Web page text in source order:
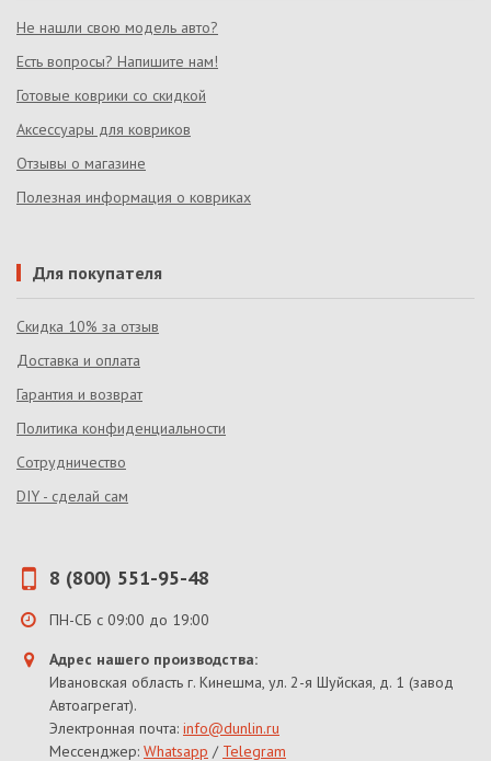
Не нашли свою модель авто?
Есть вопросы? Напишите нам!
Готовые коврики со скидкой
Аксессуары для ковриков
Отзывы о магазине
Полезная информация о ковриках
Для покупателя
Скидка 10% за отзыв
Доставка и оплата
Гарантия и возврат
Политика конфиденциальности
Сотрудничество
DIY - сделай сам
8 (800) 551-95-48
ПН-СБ с 09:00 до 19:00
Адрес нашего производства:
Ивановская область г. Кинешма, ул. 2-я Шуйская, д. 1 (завод
Автоагрегат).
Электронная почта: info@dunlin.ru
Мессенджер: Whatsapp / Telegram